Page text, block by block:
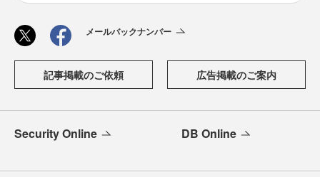
メールバックナンバー
記事掲載のご依頼 広告掲載のご案内
Security Online DB Online